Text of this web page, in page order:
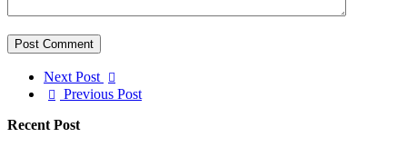
Post Comment
Next Post
Previous Post
Recent Post